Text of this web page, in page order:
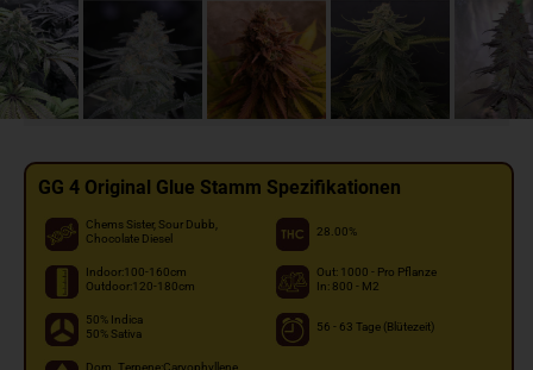
GG 4 Original Glue Stamm Spezifikationen
Chems Sister, Sour Dubb,
Chocolate Diesel
28.00%
Indoor:100-160cm
Outdoor:120-180cm
Out: 1000 - Pro Pflanze
In: 800 - M2
50% Indica
50% Sativa
56 - 63 Tage (Blütezeit)
Dom. Terpene:Caryophyllene